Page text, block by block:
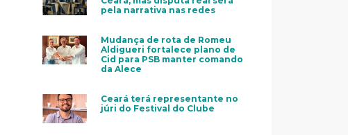
pela narrativa nas redes
Mudança de rota de Romeu
Aldigueri fortalece plano de
Cid para PSB manter comando
da Alece
Ceará terá representante no
júri do Festival do Clube